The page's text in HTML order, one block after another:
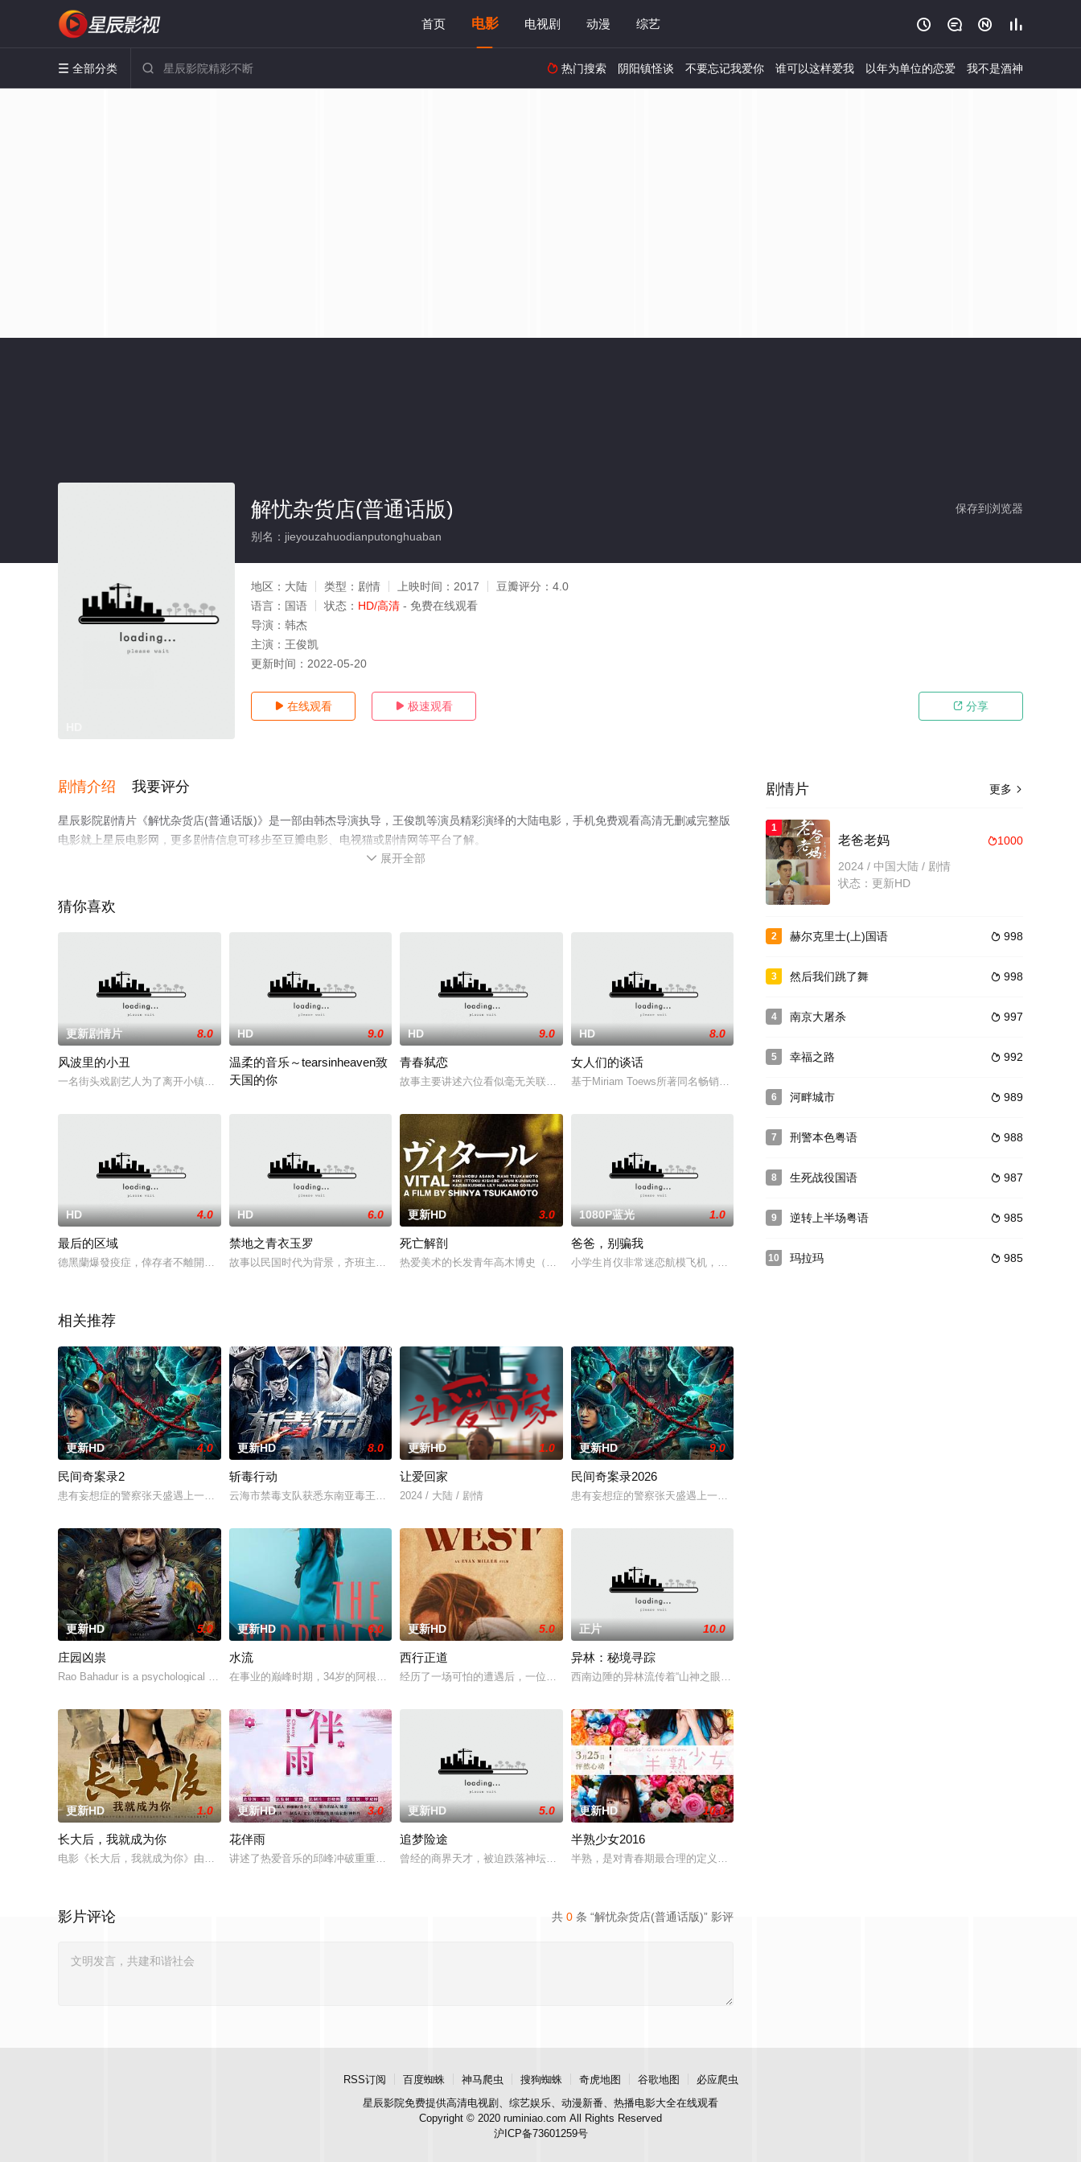
首页 电影 电视剧 动漫 综艺    
 全部分类   热门搜索 阴阳镇怪谈 不要忘记我爱你 谁可以这样爱我 以年为单位的恋爱 我不是酒神
保存到浏览器
解忧杂货店(普通话版)
别名：jieyouzahuodianputonghuaban
地区： 大陆 类型： 剧情 上映时间： 2017 豆瓣评分： 4.0
语言： 国语 状态： HD/高清 - 免费在线观看
导演： 韩杰
主演： 王俊凯
更新时间： 2022-05-20
 在线观看  极速观看  分享
剧情介绍 我要评分
星辰影院剧情片《解忧杂货店(普通话版)》是一部由韩杰导演执导，王俊凯等演员精彩演绎的大陆电影，手机免费观看高清无删减完整版
电影就上星辰电影网，更多剧情信息可移步至豆瓣电影、电视猫或剧情网等平台了解。
 展开全部
猜你喜欢
更新剧情片 8.0
风波里的小丑
一名街头戏剧艺人为了离开小镇而拼命赚钱，结果却落入危险的贩毒和政治腐败之网。
HD 9.0
温柔的音乐～tearsinheaven致
天国的你
HD 9.0
青春弑恋
故事主要讲述六位看似毫无关联，却相互影响着彼此，最后卷入一起台北车站随机砍人案件的故事，将透过爱情、欲望
HD 8.0
女人们的谈话
基于Miriam Toews所著同名畅销书，讲述在一个偏僻的宗教殖民地，数百名女性长年累月遭到性侵犯，一
HD 4.0
最后的区域
德黑蘭爆發疫症，倖存者不離開就要被隔離，接受官方全天候監控。努力做好 自己的詩人，身罹毒癮，憂柴憂米，還
HD 6.0
禁地之青衣玉罗
故事以民国时代为背景，齐班主带着戏班四处给村民唱戏，以此谋生。某天戏班流落到一个十五年前就借住过的乡村，
更新HD 3.0
死亡解剖
热爱美术的长发青年高木博史（浅野忠信 饰）遭遇一场严重车祸，虽然侥幸逃生，却完全失去了记忆，连父母是谁也
1080P蓝光 1.0
爸爸，别骗我
小学生肖仪非常迷恋航模飞机，爸爸说好带他去看航模飞机比赛，却因爸爸被委任为印刷分厂厂长，工作忙而
相关推荐
更新HD 4.0
民间奇案录2
患有妄想症的警察张天盛遇上一起离奇的神像杀人事件，勘案过程中，牵引出“婴胎报仇”，“娘娘索命”等一连串妖
更新HD 8.0
斩毒行动
云海市禁毒支队获悉东南亚毒王廖爷将携600余公斤毒品来云交易，火速成立“斩毒行动”专案组，借调警员安迪参
更新HD 1.0
让爱回家
2024 / 大陆 / 剧情
更新HD 9.0
民间奇案录2026
患有妄想症的警察张天盛遇上一起离奇的神像杀人事件，勘案过程中，牵引出“婴胎报仇”，“娘娘索命”等一连串
更新HD 5.0
庄园凶祟
Rao Bahadur is a psychological drama set against the
更新HD 6.0
水流
在事业的巅峰时期，34岁的阿根廷造型师丽娜在瑞士的一场颁奖典礼后，被一种突如其来的冲动驱使。回到布宜诺斯
更新HD 5.0
西行正道
经历了一场可怕的遭遇后，一位小镇女子向疏远的哥哥借了钱，独自一人踏上穿越西德克萨斯州的旅程，寻求紧急医疗
正片 10.0
异林：秘境寻踪
西南边陲的异林流传着“山神之眼”的恐怖传说，生物系学生苏瑶与同学进山科考，却因遭遇飓风来袭而失联。
更新HD 1.0
长大后，我就成为你
电影《长大后，我就成为你》由中共四川省第十一届党代表、第十二届中华慈善奖最具爱心慈善楷模张彦杰老师的故事
更新HD 3.0
花伴雨
讲述了热爱音乐的邱峰冲破重重阻力，克服种种困难，组建乐队追求自己的音乐梦想，并走出了困住他的亲情隔阂，和
更新HD 5.0
追梦险途
曾经的商界天才，被迫跌落神坛。被那微不足道的成就麻醉过后他该如何面对现实，能改变他的命运的是谁？什么才是
更新HD 10.0
半熟少女2016
半熟，是对青春期最合理的定义，它是梦开始的地方，没有深思熟虑，只有最单纯的坚定，然而，在这个充满
共 0 条 “解忧杂货店(普通话版)” 影评
影片评论
更多 
剧情片
1
1000
老爸老妈
2024 / 中国大陆 / 剧情
状态：更新HD
2  998
赫尔克里士(上)国语
3  998
然后我们跳了舞
4  997
南京大屠杀
5  992
幸福之路
6  989
河畔城市
7  988
刑警本色粤语
8  987
生死战役国语
9  985
逆转上半场粤语
10  985
玛拉玛
RSS订阅 百度蜘蛛 神马爬虫 搜狗蜘蛛 奇虎地图 谷歌地图
必应爬虫
星辰影院免费提供高清电视剧、综艺娱乐、动漫新番、热播电影大全在线观看
Copyright © 2020 ruminiao.com All Rights Reserved
沪ICP备73601259号